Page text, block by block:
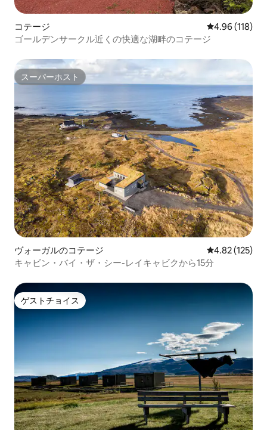
コテージ レビュー118
4.96 (118)
ゴールデンサークル近くの快適な湖畔のコテージ
スーパーホスト
スーパーホスト
ヴォーガルのコテージ レビュー125
4.82 (125)
キャビン・バイ・ザ・シー-レイキャビクから15分
ゲストチョイス
ゲストチョイス